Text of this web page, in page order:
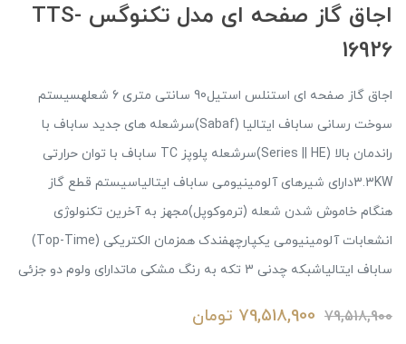
اجاق گاز صفحه ای مدل تکنوگس TTS-
16926
اجاق گاز صفحه ای استنلس استیل90 سانتی متری 6 شعلهسیستم
سوخت رسانی ساباف ایتالیا (Sabaf)سرشعله های جدید ساباف با
راندمان بالا (Series || HE)سرشعله پلوپز TC ساباف با توان حرارتی
3.3KWدارای شیرهای آلومینیومی ساباف ایتالیاسیستم قطع گاز
هنگام خاموش شدن شعله (ترموکوپل)مجهز به آخرین تکنولوژی
انشعابات آلومینیومی یکپارچهفندک همزمان الکتریکی (Top-Time)
ساباف ایتالیاشبکه چدنی 3 تکه به رنگ مشکی ماتدارای ولوم دو جزئی
79,518,900
79,518,900 تومان